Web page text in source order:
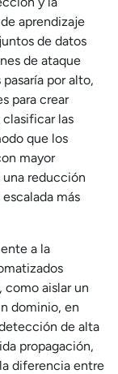
aprendizaje
de datos
de ataque
por alto,
para crear
las
que los
mayor
una reducción
más
a la
aislar un
dominio, en
de alta
propagación,
diferencia entre